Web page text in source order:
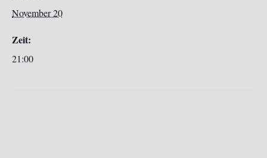
November 20
Zeit:
21:00